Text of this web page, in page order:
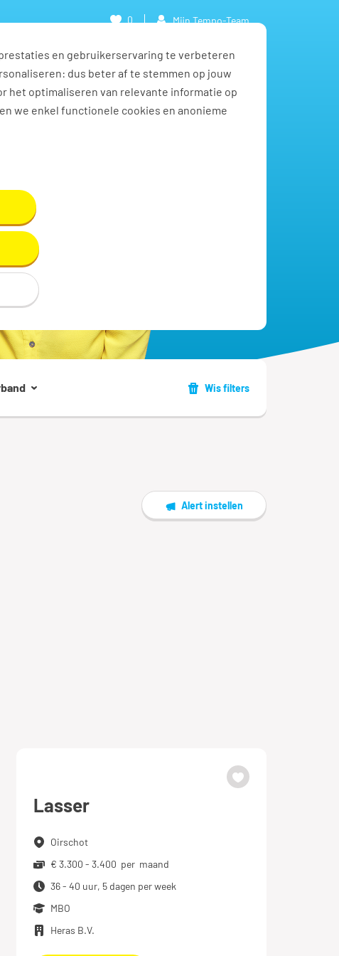
en gebruikerservaring te verbeteren
dus beter af te stemmen op jouw
het optimaliseren van relevante informatie op
we enkel functionele cookies en anonieme
0 Mijn Tempo-Team
Wis filters
Alert instellen
Lasser
Oirschot
€ 3.300 - 3.400 per maand
36 - 40 uur, 5 dagen per week
MBO
Heras B.V.